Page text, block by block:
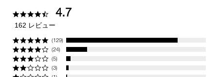
4.74.7
162 レビュー
(129)
(24)
(5)
(3)